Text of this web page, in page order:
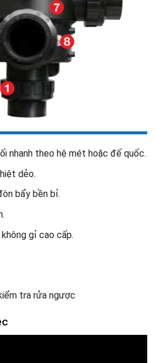
nhanh theo hệ mét hoặc đế quốc.
dẻo.
bẩy bền bỉ.
gỉ cao cấp.
tra rửa ngược